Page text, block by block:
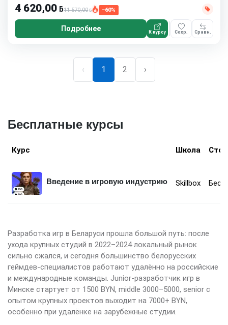
4 620,00 ƃ11 570,00ƃ −60%
Подробнее К курсу Сохр. Сравн.
‹ 1 2 ›
Бесплатные курсы
Курс Школа
Введение в игровую индустрию Skillbox
Разработка игр в Беларуси прошла большой путь: после
ухода крупных студий в 2022–2024 локальный рынок
сильно сжался, и сегодня большинство белорусских
геймдев-специалистов работают удалённо на российские
и международные команды. Junior-разработчик игр в
Минске стартует от 1500 BYN, middle 3000–5000, senior с
опытом крупных проектов выходит на 7000+ BYN,
особенно при удалёнке на зарубежные студии.